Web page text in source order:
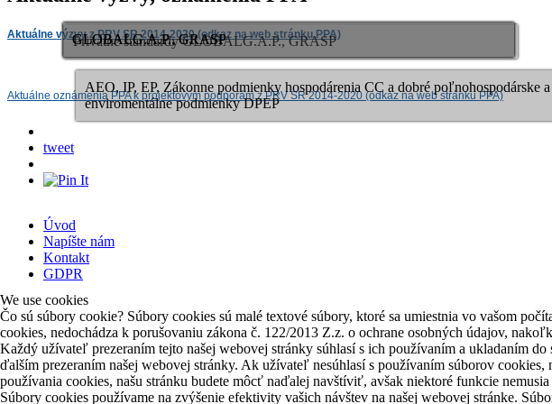
Privátne štandardy GLOBALG.A.P., GRASP
GLOBALG.A.P., GRASP
AEO, IP, EP, Zákonne podmienky hospodárenia CC a dobré poľnohospodárske a
enviromentálne podmienky DPEP
GLOBALG.A.P., GRASP
Aktuálne výzvy z PRV SR 2014-2020 (odkaz na web stránku PPA)
Aktuálne oznámenia PPA k projektovým podporám z PRV SR 2014-2020 (odkaz na web stránku PPA)
tweet
Úvod
Napíšte nám
Kontakt
GDPR
We use cookies
Čo sú súbory cookie? Súbory cookies sú malé textové súbory, ktoré sa umiestnia vo vašom
cookies, nedochádza k porušovaniu zákona č. 122/2013 Z.z. o ochrane osobných údajov,
Každý užívateľ prezeraním tejto našej webovej stránky súhlasí s ich používaním a ukladaním
ďalším prezeraním našej webovej stránky. Ak užívateľ nesúhlasí s používaním súborov
používania cookies, našu stránku budete môcť naďalej navštíviť, avšak niektoré funkcie
Súbory cookies používame na zvýšenie efektivity vašich návštev na našej webovej stránke.